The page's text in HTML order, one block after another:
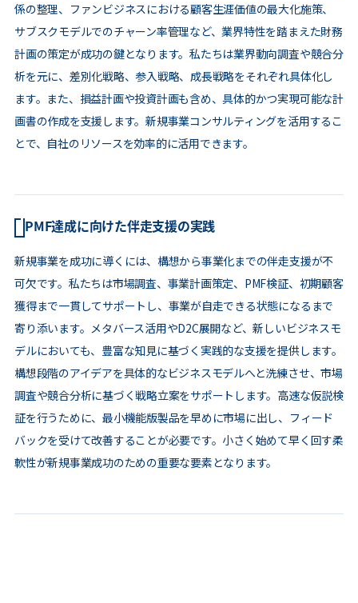
係の整理、ファンビジネスにおける顧客生涯価値の最大化施策、
サブスクモデルでのチャーン率管理など、業界特性を踏まえた財務
計画の策定が成功の鍵となります。私たちは業界動向調査や競合分
析を元に、差別化戦略、参入戦略、成長戦略をそれぞれ具体化し
ます。また、損益計画や投資計画も含め、具体的かつ実現可能な計
画書の作成を支援します。新規事業コンサルティングを活用するこ
とで、自社のリソースを効率的に活用できます。
PMF達成に向けた伴走支援の実践
新規事業を成功に導くには、構想から事業化までの伴走支援が不
可欠です。私たちは市場調査、事業計画策定、PMF検証、初期顧客
獲得まで一貫してサポートし、事業が自走できる状態になるまで
寄り添います。メタバース活用やD2C展開など、新しいビジネスモ
デルにおいても、豊富な知見に基づく実践的な支援を提供します。
構想段階のアイデアを具体的なビジネスモデルへと洗練させ、市場
調査や競合分析に基づく戦略立案をサポートします。高速な仮説検
証を行うために、最小機能版製品を早めに市場に出し、フィード
バックを受けて改善することが必要です。小さく始めて早く回す柔
軟性が新規事業成功のための重要な要素となります。